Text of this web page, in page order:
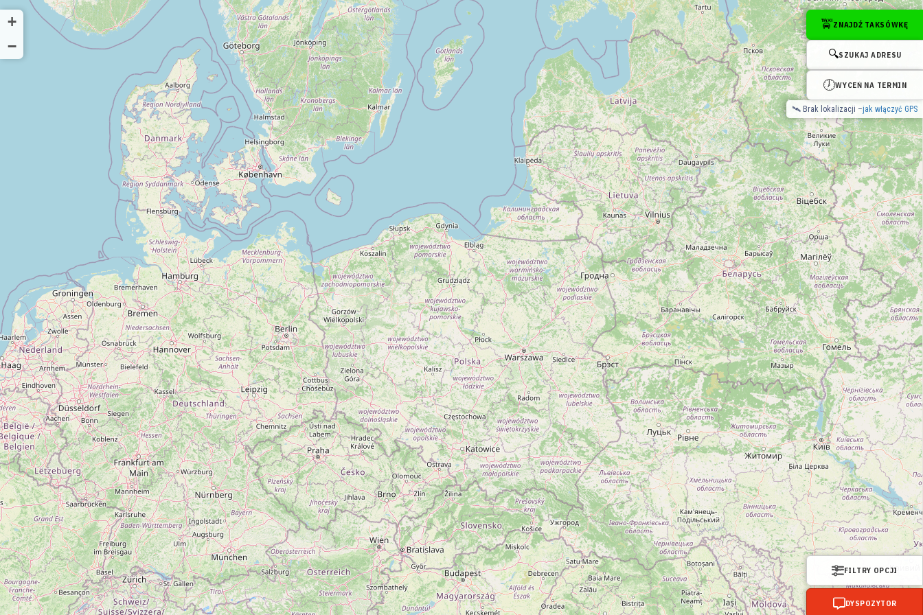
🚖ZNAJDŹ TAKSÓWKĘ
🔍SZUKAJ ADRESU
🕖WYCEŃ NA TERMIN
🛰 Brak lokalizacji –jak włączyć GPS
+
−
Sprawdź dostępne taksówki w okolicy (na żywo):
Taxi Warszawa
Taxi Kraków Taxi Wrocław Taxi Łódź Taxi Szczecin Taxi Opole Taxi Kielce Taxi Rzeszów Taxi Olsztyn Taxi Włocławek Taxi Siedlce
Taxi Kołobrzeg
Dostępne taksówki w Twojej okolicy →
FILTRY OPCJI
DYSPOZYTOR